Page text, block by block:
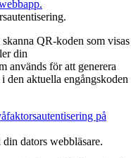
QR-koden som visas
din
används för att generera
den aktuella engångskoden
dators webbläsare.